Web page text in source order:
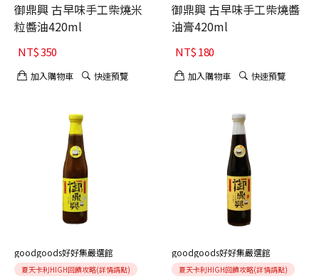
御鼎興 古早味手工柴燒米
粒醬油420ml
NT$350
加入購物車 快速預覽
御鼎興 古早味手工柴燒醬
油膏420ml
NT$180
加入購物車 快速預覽
goodgoods好好集嚴選館
夏天卡利HIGH回饋攻略(詳情請點)
goodgoods好好集嚴選館
夏天卡利HIGH回饋攻略(詳情請點)